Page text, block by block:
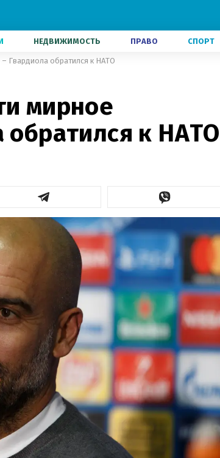
НЕДВИЖИМОСТЬ ПРАВО СПОРТ
Гвардиола обратился к НАТО
мирное
к НАТО